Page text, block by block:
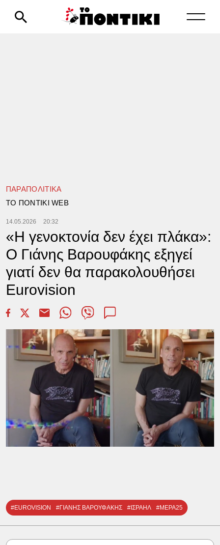
ΠΑΡΑΠΟΛΙΤΙΚΑ
TΟ ΠΟΝΤΙΚΙ WEB
14.05.2026 20:32
«Η γενοκτονία δεν έχει πλάκα»:
Ο Γιάνης Βαρουφάκης εξηγεί
γιατί δεν θα παρακολουθήσει
Eurovision
#EUROVISION #ΓΙΑΝΗΣ ΒΑΡΟΥΦΑΚΗΣ #ΙΣΡΑΗΛ #ΜΕΡΑ25